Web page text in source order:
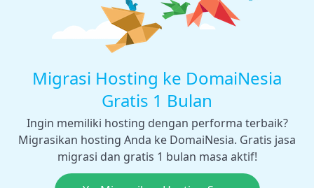
Migrasi Hosting ke DomaiNesia
Gratis 1 Bulan
Ingin memiliki hosting dengan performa terbaik?
Migrasikan hosting Anda ke DomaiNesia. Gratis jasa
migrasi dan gratis 1 bulan masa aktif!